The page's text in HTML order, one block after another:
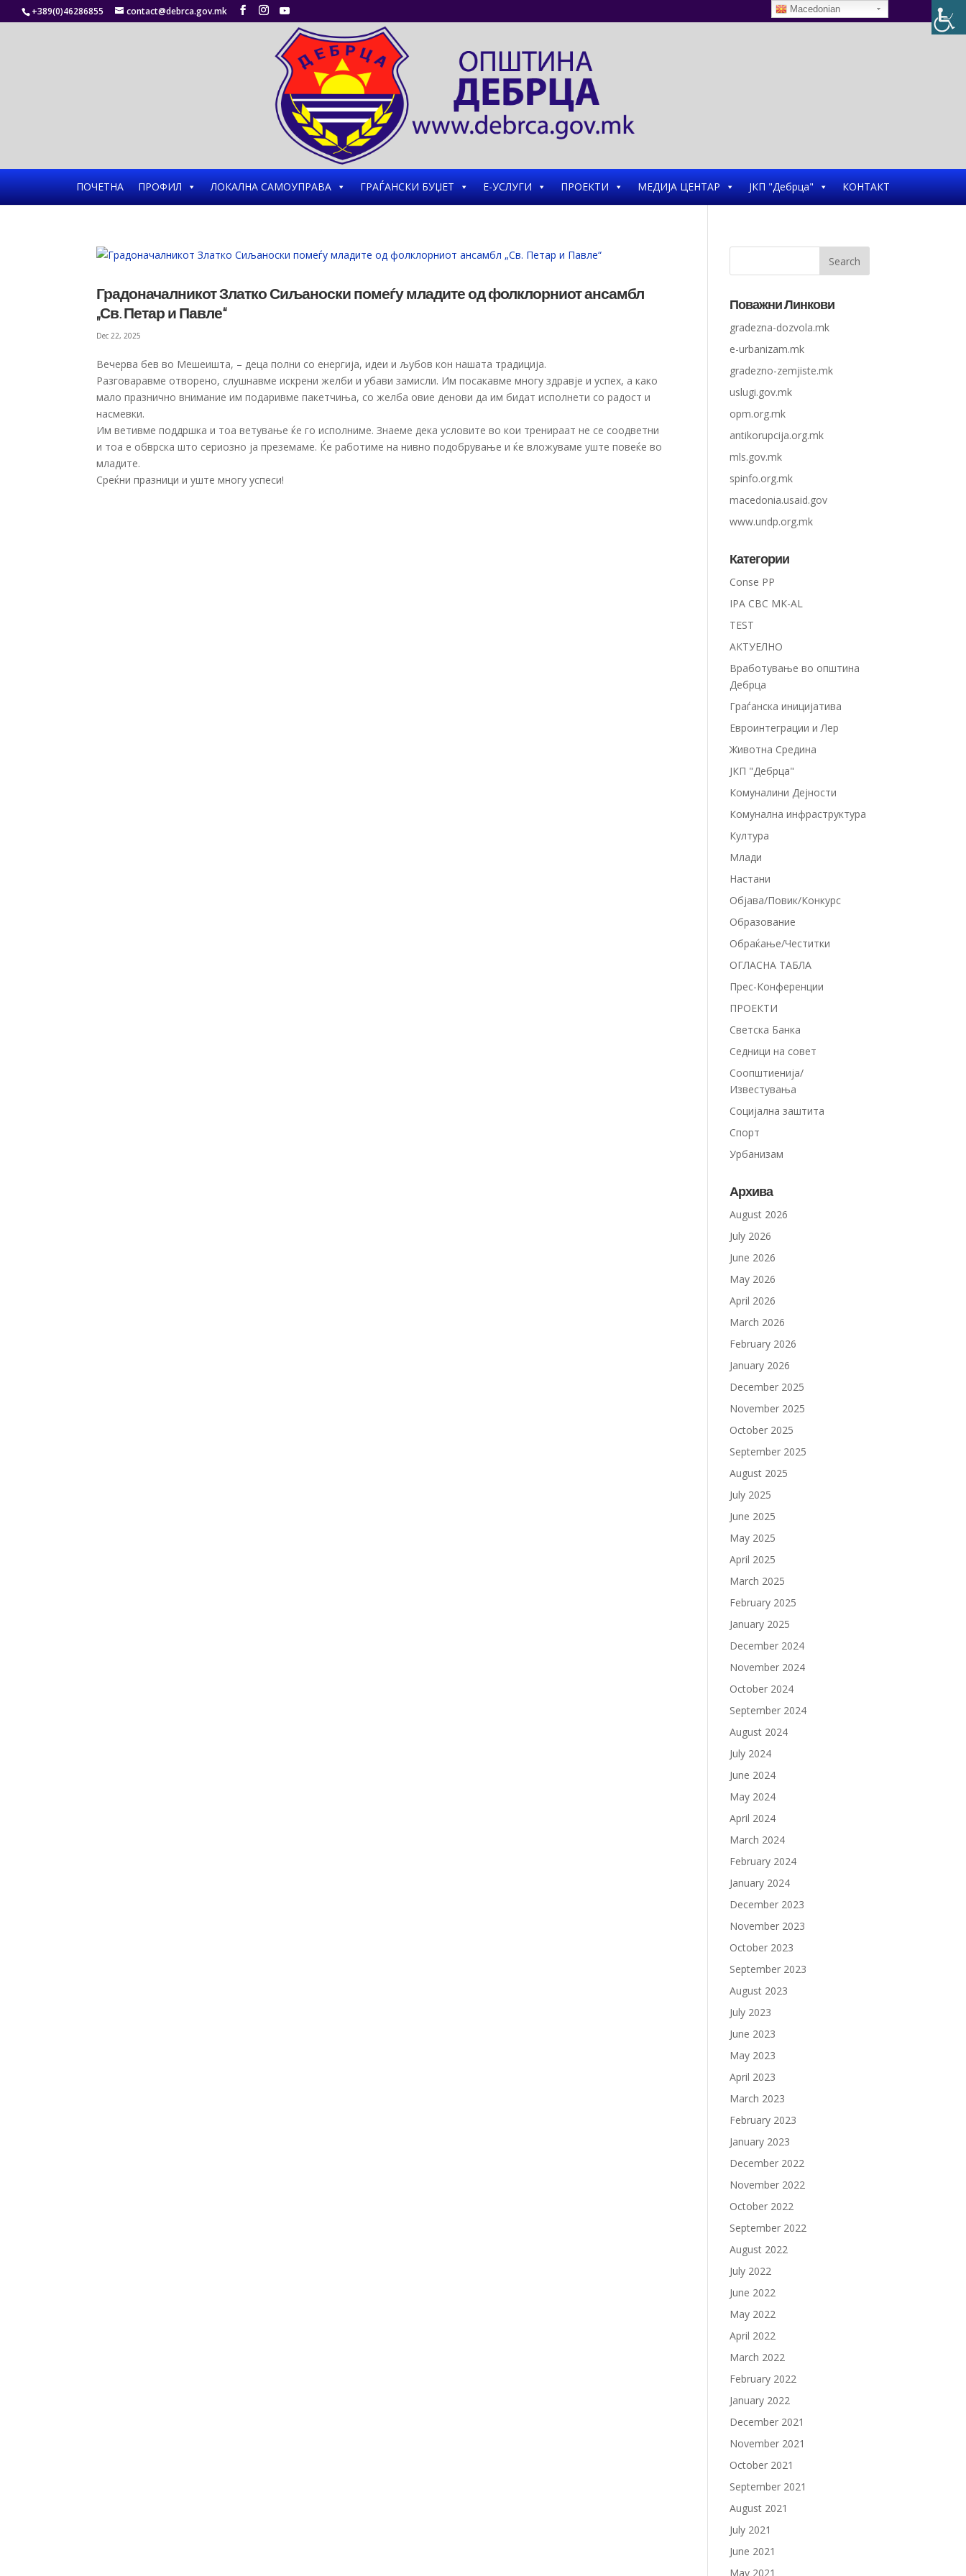
+389(0)46286855 contact@debrca.gov.mk
ПОЧЕТНА ПРОФИЛ ЛОКАЛНА САМОУПРАВА ГРАЃАНСКИ БУЏЕТ Е-УСЛУГИ ПРОЕКТИ МЕДИЈА ЦЕНТАР ЈКП "Дебрца" КОНТАКТ
Градоначалникот Златко Сиљаноски помеѓу младите од фолклорниот ансамбл
„Св. Петар и Павле“
Dec 22, 2025
Вечерва бев во Мешеишта, – деца полни со енергија, идеи и љубов кон нашата традиција.
Разговаравме отворено, слушнавме искрени желби и убави замисли. Им посакавме многу здравје и успех, а како
мало празнично внимание им подаривме пакетчиња, со желба овие денови да им бидат исполнети со радост и
насмевки.
Им ветивме поддршка и тоа ветување ќе го исполниме. Знаеме дека условите во кои тренираат не се соодветни
и тоа е обврска што сериозно ја преземаме. Ќе работиме на нивно подобрување и ќе вложуваме уште повеќе во
младите.
Среќни празници и уште многу успеси!
Поважни Линкови
gradezna-dozvola.mk
e-urbanizam.mk
gradezno-zemjiste.mk
uslugi.gov.mk
opm.org.mk
antikorupcija.org.mk
mls.gov.mk
spinfo.org.mk
macedonia.usaid.gov
www.undp.org.mk
Категории
Conse PP
IPA CBC MK-AL
TEST
АКТУЕЛНО
Вработување во општина
Дебрца
Граѓанска иницијатива
Евроинтеграции и Лер
Животна Средина
ЈКП "Дебрца"
Комуналини Дејности
Комунална инфраструктура
Култура
Млади
Настани
Објава/Повик/Конкурс
Образование
Обраќање/Честитки
ОГЛАСНА ТАБЛА
Прес-Конференции
ПРОЕКТИ
Светска Банка
Седници на совет
Соопштиенија/
Известувања
Социјална заштита
Спорт
Урбанизам
Архива
August 2026
July 2026
June 2026
May 2026
April 2026
March 2026
February 2026
January 2026
December 2025
November 2025
October 2025
September 2025
August 2025
July 2025
June 2025
May 2025
April 2025
March 2025
February 2025
January 2025
December 2024
November 2024
October 2024
September 2024
August 2024
July 2024
June 2024
May 2024
April 2024
March 2024
February 2024
January 2024
December 2023
November 2023
October 2023
September 2023
August 2023
July 2023
June 2023
May 2023
April 2023
March 2023
February 2023
January 2023
December 2022
November 2022
October 2022
September 2022
August 2022
July 2022
June 2022
May 2022
April 2022
March 2022
February 2022
January 2022
December 2021
November 2021
October 2021
September 2021
August 2021
July 2021
June 2021
May 2021
Macedonian